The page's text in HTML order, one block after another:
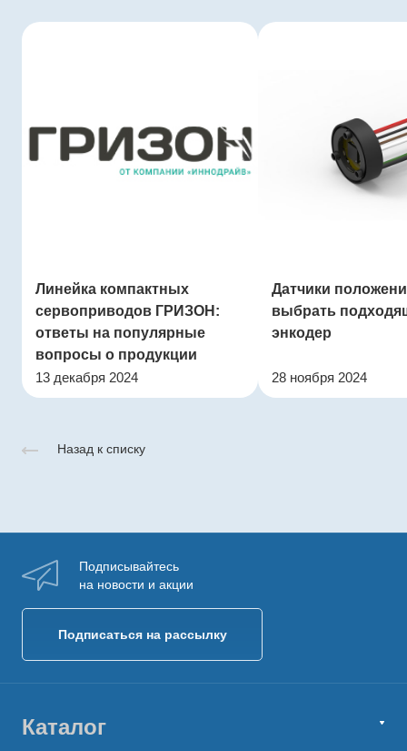
Линейка компактных
сервоприводов ГРИЗОН:
ответы на популярные
вопросы о продукции
13 декабря 2024
Датчики
выбрать
энкодер
28 ноября 2024
Назад к списку
Подписывайтесь
на новости и акции
Подписаться на рассылку
Каталог